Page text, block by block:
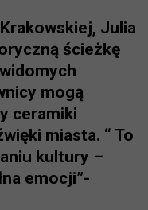
Julia
ścieżkę
mogą
ceramiki
miasta. “ To
kultury –
emocji”-